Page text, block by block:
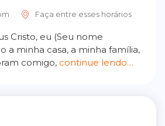
Faça entre esses horários
Cristo, eu (Seu nome
a minha casa, a minha família,
comigo, continue lendo…